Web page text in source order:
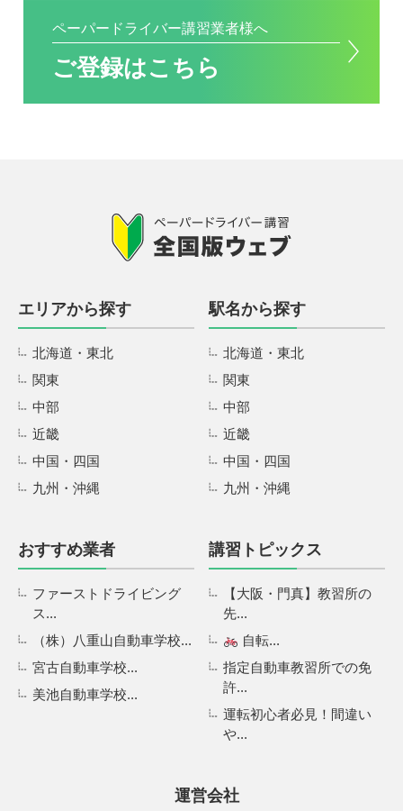
ペーパードライバー講習業者様へ
ご登録はこちら
エリアから探す
北海道・東北
関東
中部
近畿
中国・四国
九州・沖縄
駅名から探す
北海道・東北
関東
中部
近畿
中国・四国
九州・沖縄
おすすめ業者
ファーストドライビング
ス...
（株）八重山自動車学校...
宮古自動車学校...
美池自動車学校...
講習トピックス
【大阪・門真】教習所の
先...
自転...
指定自動車教習所での免
許...
運転初心者必見！間違い
や...
運営会社